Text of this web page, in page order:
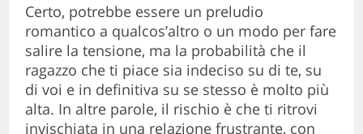
Certo, potrebbe essere un preludio
romantico a qualcos’altro o un modo per fare
salire la tensione, ma la probabilità che il
ragazzo che ti piace sia indeciso su di te, su
di voi e in definitiva su se stesso è molto più
alta. In altre parole, il rischio è che ti ritrovi
invischiata in una relazione frustrante, con